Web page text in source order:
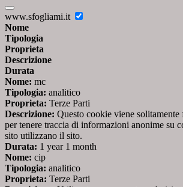
www.sfogliami.it
Nome
Tipologia
Proprieta
Descrizione
Durata
Nome: mc
Tipologia: analitico
Proprieta: Terze Parti
Descrizione: Questo cookie viene
per tenere traccia di informazioni anonime su
sito utilizzano il sito.
Durata: 1 year 1 month
Nome: cip
Tipologia: analitico
Proprieta: Terze Parti